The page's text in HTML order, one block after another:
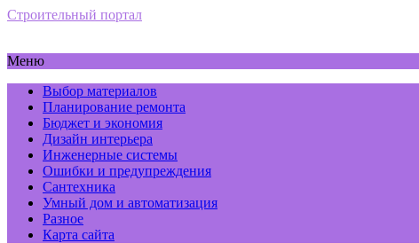
Строительный портал
Меню
Выбор материалов
Планирование ремонта
Бюджет и экономия
Дизайн интерьера
Инженерные системы
Ошибки и предупреждения
Сантехника
Умный дом и автоматизация
Разное
Карта сайта